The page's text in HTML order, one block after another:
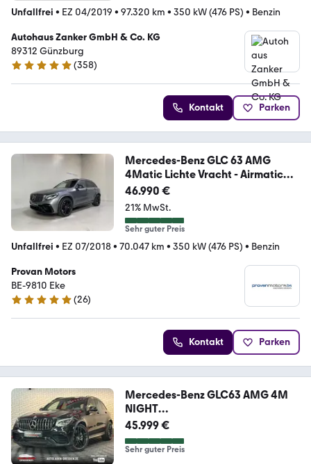
Unfallfrei • EZ 04/2019 • 97.320 km • 350 kW (476 PS) • Benzin
Autohaus Zanker GmbH & Co. KG
89312 Günzburg
4.8 Sterne
(358)
Kontakt Parken
Mercedes-Benz GLC 63 AMG
4Matic Lichte Vracht - Airmatic
DC -
46.990 €
21% MwSt.
Sehr guter Preis
Unfallfrei • EZ 07/2018• 70.047 km • 350 kW (476 PS) • Benzin
Provan Motors
BE-9810 Eke
5 Sterne
(26)
Kontakt Parken
Mercedes-Benz GLC63 AMG 4M
NIGHT
LED#SHZ#LUFT#PDC#NAVI#KEY
LESS
45.999 €
Sehr guter Preis